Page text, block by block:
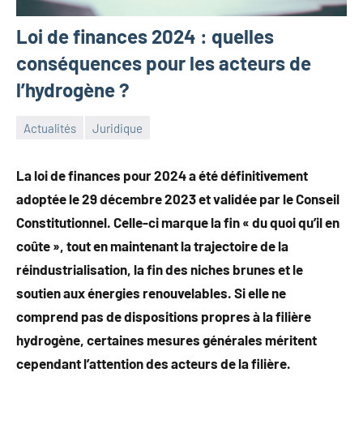
Loi de finances 2024 : quelles
conséquences pour les acteurs de
l’hydrogène ?
Actualités Juridique
2024
La loi de finances pour 2024 a été définitivement
adoptée le 29 décembre 2023 et validée par le Conseil
Constitutionnel. Celle-ci marque la fin « du quoi qu’il en
coûte », tout en maintenant la trajectoire de la
réindustrialisation, la fin des niches brunes et le
soutien aux énergies renouvelables. Si elle ne
comprend pas de dispositions propres à la filière
hydrogène, certaines mesures générales méritent
cependant l’attention des acteurs de la filière.